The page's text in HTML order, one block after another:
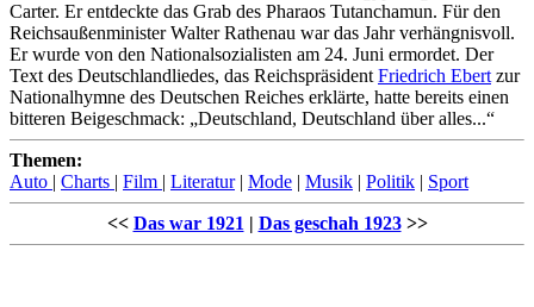
Carter. Er entdeckte das Grab des Pharaos Tutanchamun. Für den
Reichsaußenminister Walter Rathenau war das Jahr verhängnisvoll.
Er wurde von den Nationalsozialisten am 24. Juni ermordet. Der
Text des Deutschlandliedes, das Reichspräsident Friedrich Ebert zur
Nationalhymne des Deutschen Reiches erklärte, hatte bereits einen
bitteren Beigeschmack: „Deutschland, Deutschland über alles...“
Themen:
Auto | Charts | Film | Literatur| Mode | Musik | Politik | Sport
<< Das war 1921 | Das geschah 1923>>